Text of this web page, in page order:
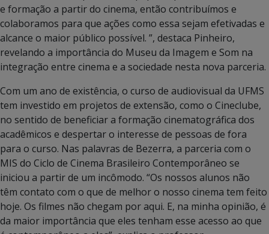
e formação a partir do cinema, então contribuímos e
colaboramos para que ações como essa sejam efetivadas e
alcance o maior público possível. ”, destaca Pinheiro,
revelando a importância do Museu da Imagem e Som na
integração entre cinema e a sociedade nesta nova parceria.
Com um ano de existência, o curso de audiovisual da UFMS
tem investido em projetos de extensão, como o Cineclube,
no sentido de beneficiar a formação cinematográfica dos
acadêmicos e despertar o interesse de pessoas de fora
para o curso. Nas palavras de Bezerra, a parceria com o
MIS do Ciclo de Cinema Brasileiro Contemporâneo se
iniciou a partir de um incômodo. “Os nossos alunos não
têm contato com o que de melhor o nosso cinema tem feito
hoje. Os filmes não chegam por aqui. E, na minha opinião, é
da maior importância que eles tenham esse acesso ao que